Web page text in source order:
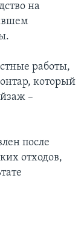
на
работы,
который
–
после
отходов,